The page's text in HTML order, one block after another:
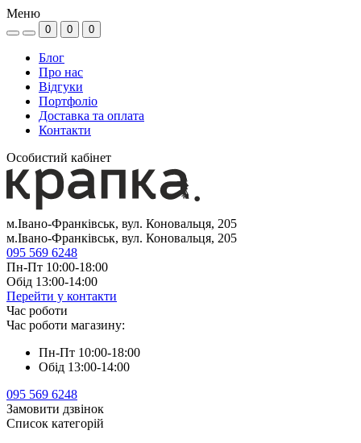
Меню
0 0 0
Блог
Про нас
Відгуки
Портфоліо
Доставка та оплата
Контакти
Особистий кабінет
м.Івано-Франківськ, вул. Коновальця, 205
м.Івано-Франківськ, вул. Коновальця, 205
095 569 6248
Пн-Пт 10:00-18:00
Обід 13:00-14:00
Перейти у контакти
Час роботи
Час роботи магазину:
Пн-Пт 10:00-18:00
Обід 13:00-14:00
095 569 6248
Замовити дзвінок
Список категорій